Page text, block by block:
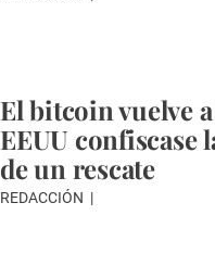
El bitcoin vuelve
EEUU confiscase
de un rescate
REDACCIÓN